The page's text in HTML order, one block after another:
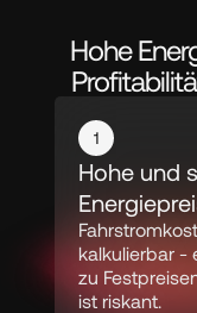
Hohe
1
Hohe und
kalkulierbar -
zu
ist riskant.